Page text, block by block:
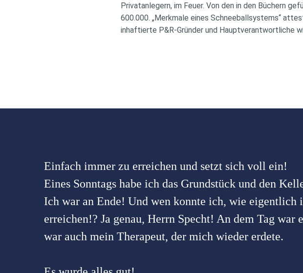
Privatanlegern, im Feuer. Von den in den Büchern
600.000. „Merkmale eines Schneeballsystems“
inhaftierte P&R-Gründer und Hauptverantwortliche
Einfach immer zu erreichen und setzt sich voll ein!
Eines Sonntags habe ich das Grundstück und den
Ich war an Ende! Und wen konnte ich, wie eigentlich
erreichen!? Ja genau, Herrn Specht! An dem Tag
war auch mein Therapeut, der mich wieder erdete.